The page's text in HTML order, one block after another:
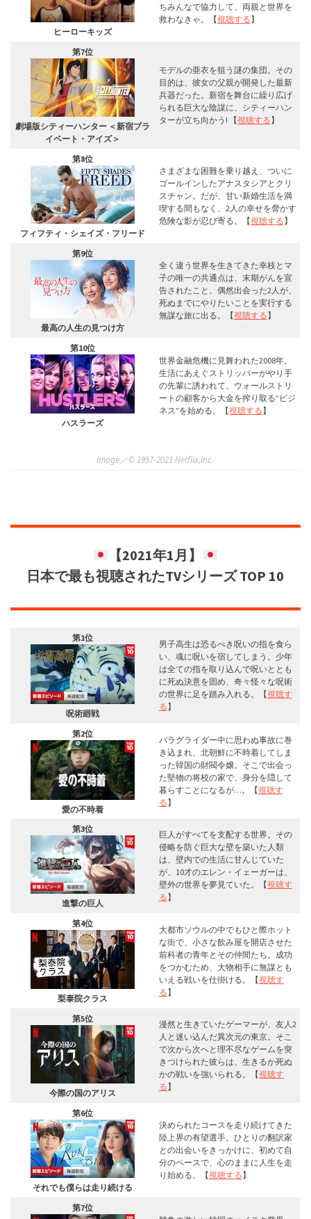
ヒーローキッズ
ちみんなで協力して、両親と世界を
救わなきゃ。【視聴する】
第7位
劇場版シティーハンター ＜新宿プラ
イベート・アイズ＞
モデルの亜衣を狙う謎の集団。その
目的は、彼女の父親が開発した最新
兵器だった。新宿を舞台に繰り広げ
られる巨大な陰謀に、シティーハン
ターが立ち向かう! 【視聴する】
第8位
フィフティ・シェイズ・フリード
さまざまな困難を乗り越え、ついに
ゴールインしたアナスタシアとクリ
スチャン。だが、甘い新婚生活を満
喫する間もなく、2人の幸せを脅かす
危険な影が忍び寄る。【視聴する】
第9位
最高の人生の見つけ方
全く違う世界を生きてきた幸枝とマ
子の唯一の共通点は、末期がんを宣
告されたこと。偶然出会った2人が、
死ぬまでにやりたいことを実行する
無謀な旅に出る。【視聴する】
第10位
ハスラーズ
世界金融危機に見舞われた2008年。
生活にあえぐストリッパーがやり手
の先輩に誘われて、ウォールストリ
ートの顧客から大金を搾り取る”ビジ
ネス”を始める。【視聴する】
Image／©︎ 1997-2021 Netflix,Inc.
【2021年1月】
日本で最も視聴されたTVシリーズ TOP 10
第1位
呪術廻戦
男子高生は恐るべき呪いの指を食ら
い、魂に呪いを宿してしまう。少年
は全ての指を取り込んで呪いととも
に死ぬ決意を固め、奇々怪々な呪術
の世界に足を踏み入れる。【視聴す
る】
第2位
愛の不時着
パラグライダー中に思わぬ事故に巻
き込まれ、北朝鮮に不時着してしま
った韓国の財閥令嬢。そこで出会っ
た堅物の将校の家で、身分を隠して
暮らすことになるが…。【視聴す
る】
第3位
進撃の巨人
巨人がすべてを支配する世界。その
侵略を防ぐ巨大な壁を築いた人類
は、壁内での生活に甘んじていた
が、10才のエレン・イェーガーは、
壁外の世界を夢見ていた。【視聴す
る】
第4位
梨泰院クラス
大都市ソウルの中でもひと際ホット
な街で、小さな飲み屋を開店させた
前科者の青年とその仲間たち。成功
をつかむため、大物相手に無謀とも
いえる戦いを仕掛ける。【視聴す
る】
第5位
今際の国のアリス
漫然と生きていたゲーマーが、友人2
人と迷い込んだ異次元の東京。そこ
で次から次へと理不尽なゲームを突
きつけられた彼らは、生きるか死ぬ
かの戦いを強いられる。【視聴す
る】
第6位
それでも僕らは走り続ける
決められたコースを走り続けてきた
陸上界の有望選手。ひとりの翻訳家
との出会いをきっかけに、初めて自
分のペースで、心のままに人生を走
り始める。【視聴する】
第7位